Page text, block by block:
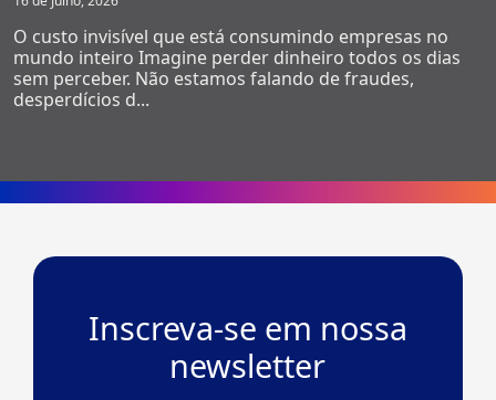
O custo invisível que está consumindo empresas no
mundo inteiro Imagine perder dinheiro todos os dias
sem perceber. Não estamos falando de fraudes,
desperdícios d...
Inscreva-se em nossa
newsletter